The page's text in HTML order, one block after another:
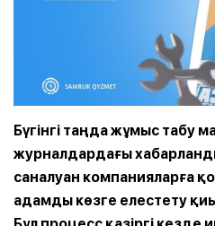
Бүгінгі таңда жұмыс табу
журналдардағы
саналуан компанияларға
адамды көзге елестету